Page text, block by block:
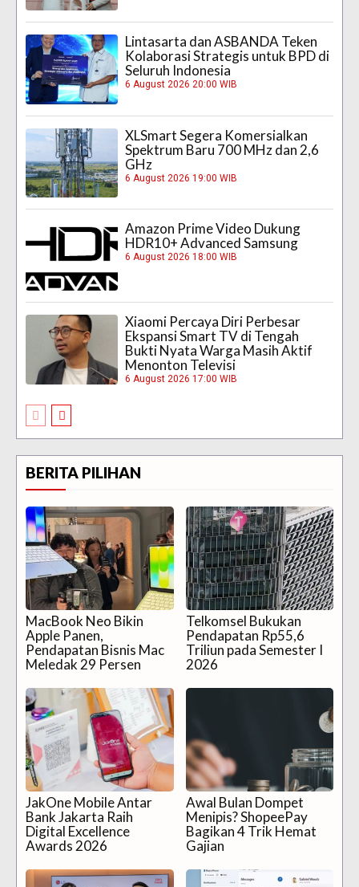
Lintasarta dan ASBANDA Teken
Kolaborasi Strategis untuk BPD di
Seluruh Indonesia
6 August 2026 20:00 WIB
XLSmart Segera Komersialkan
Spektrum Baru 700 MHz dan 2,6
GHz
6 August 2026 19:00 WIB
Amazon Prime Video Dukung
HDR10+ Advanced Samsung
6 August 2026 18:00 WIB
Xiaomi Percaya Diri Perbesar
Ekspansi Smart TV di Tengah
Bukti Nyata Warga Masih Aktif
Menonton Televisi
6 August 2026 17:00 WIB
BERITA PILIHAN
MacBook Neo Bikin
Apple Panen,
Pendapatan Bisnis Mac
Meledak 29 Persen
Telkomsel Bukukan
Pendapatan Rp55,6
Triliun pada Semester I
2026
JakOne Mobile Antar
Bank Jakarta Raih
Digital Excellence
Awards 2026
Awal Bulan Dompet
Menipis? ShopeePay
Bagikan 4 Trik Hemat
Gajian